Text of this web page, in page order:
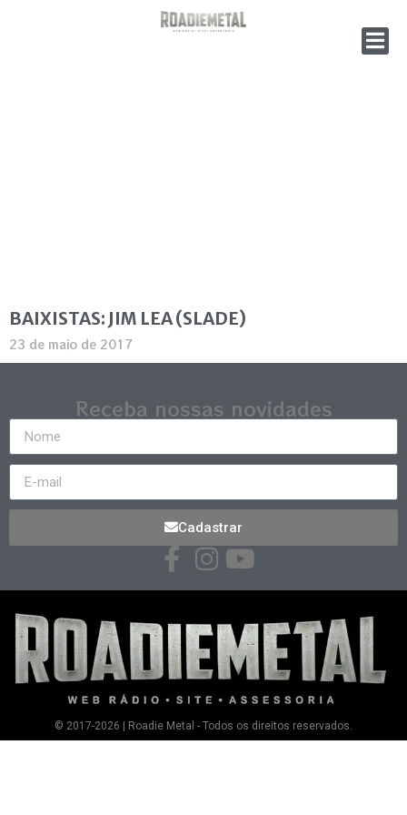
BAIXISTAS: JIM LEA (SLADE)
23 de maio de 2017
Receba nossas novidades
Cadastrar
© 2017-2026 | Roadie Metal - Todos os direitos reservados.